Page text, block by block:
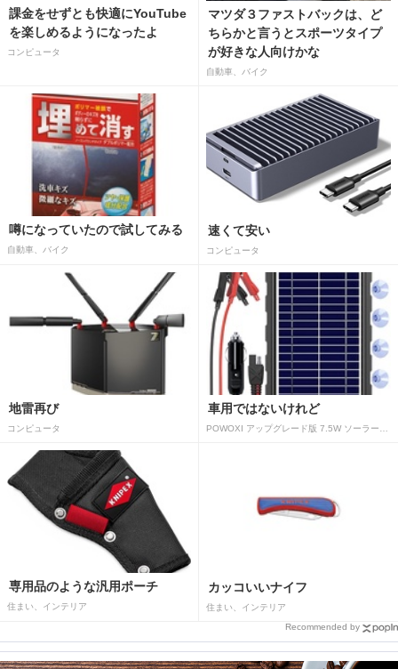
課金をせずとも快適にYouTube
を楽しめるようになったよ
コンピュータ
マツダ３ファストバックは、ど
ちらかと言うとスポーツタイプ
が好きな人向けかな
自動車、バイク
噂になっていたので試してみる
自動車、バイク
速くて安い
コンピュータ
地雷再び
コンピュータ
車用ではないけれど
POWOXI アップグレード版 7.5W ソーラーバッテリートリクルチャージャーメンテナー 12V ポータブル防水ソーラーパネル トリクル充電キット 車、自動車、オートバイ、ボート、マリン、RV、トレーラー、スノーモービルなど用
専用品のような汎用ポーチ
住まい、インテリア
カッコいいナイフ
住まい、インテリア
Recommended by